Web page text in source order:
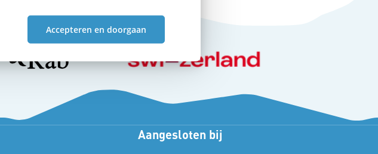
Accepteren en doorgaan
Aangesloten bij